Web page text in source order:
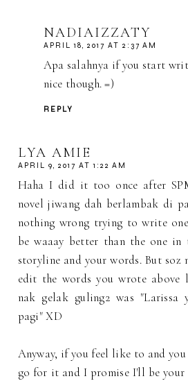
NADIAIZZATY
APRIL 18, 2017 AT 2:37 AM
Apa salahnya if you start
nice though. =)
REPLY
LYA AMIE
APRIL 9, 2017 AT 1:22 AM
Haha I did it too once after
novel jiwang dah berlambak di
nothing wrong trying to write
be waaay better than the one
storyline and your words. But soz
edit the words you wrote above
nak gelak guling2 was "Larissa
pagi" XD
Anyway, if you feel like to and you
go for it and I promise I'll be your